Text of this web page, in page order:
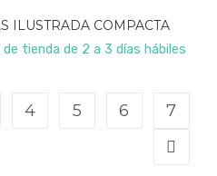
ILUSTRADA COMPACTA
de tienda de 2 a 3 días hábiles
4 5 6 7